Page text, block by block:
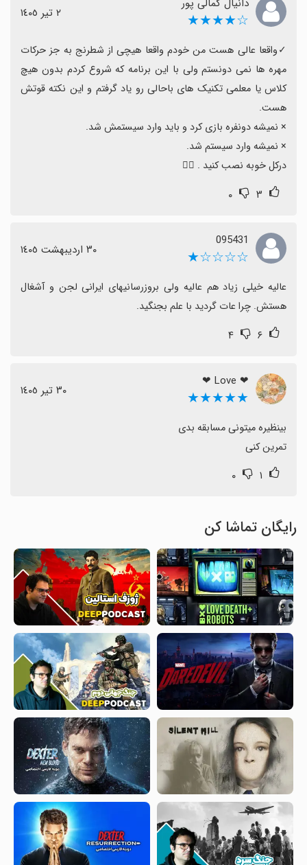
سیستم شوید.
به سرویس آنلاین دسترسی پیدا کنید.
با وجود این محدودیت‌ها، کیفیت آموزش و سرگرمی خوب
است و اگر با مشکلات منطقه‌ای کنار بیایید، انتخاب مناسبی
دانیال کمالی پور
☆★★★★ ٢ تیر ١٤٠٥
درکل خوبه نصب کنید . 👍🏻
۳ ۰
095431
☆☆☆☆★ ٣٠ اردیبهشت ١٤٠٥
هستش. چرا عات گردید با علم بجنگید.
۶ ۴
❤ Love ❤
★★★★★ ٣٠ تیر ١٤٠٥
تمرین کنی
۱ ۰
رایگان تماشا کن